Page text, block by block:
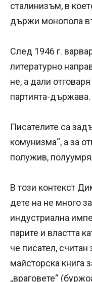
сталинизъм, в
държи монопола
След 1946 г.
литературно
не, а дали
партията-държава.
Писателите са
комунизма“, а за
полужив,
В този контекст
дете на не много
индустриална
парите и властта
че писател,
майсторска книга
„враговете“